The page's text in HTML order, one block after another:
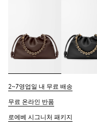
2~7영업일 내 무료 배송
무료 온라인 반품
로에베 시그니처 패키지